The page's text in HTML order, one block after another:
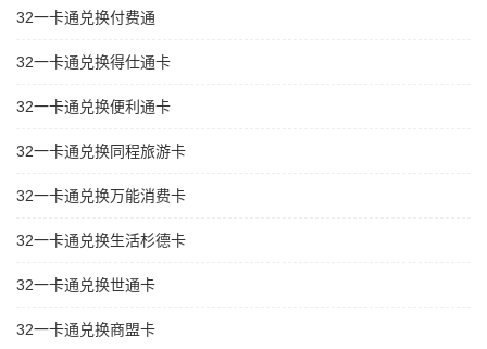
32一卡通兑换付费通
32一卡通兑换得仕通卡
32一卡通兑换便利通卡
32一卡通兑换同程旅游卡
32一卡通兑换万能消费卡
32一卡通兑换生活杉德卡
32一卡通兑换世通卡
32一卡通兑换商盟卡